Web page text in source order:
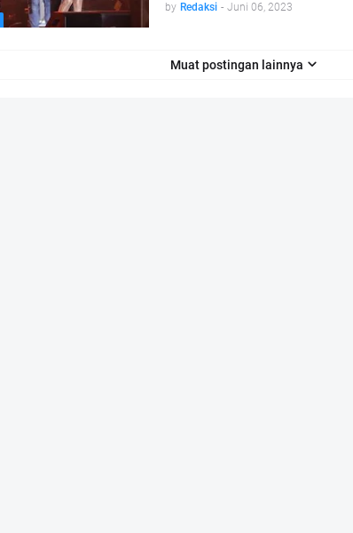
by Redaksi - Juni 06, 2023
Muat postingan lainnya